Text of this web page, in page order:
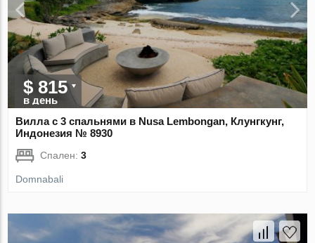
$ 815
в день
Вилла с 3 спальнями в Nusa Lembongan, Клунгкунг,
Индонезия № 8930
Спален:3
Domnabali